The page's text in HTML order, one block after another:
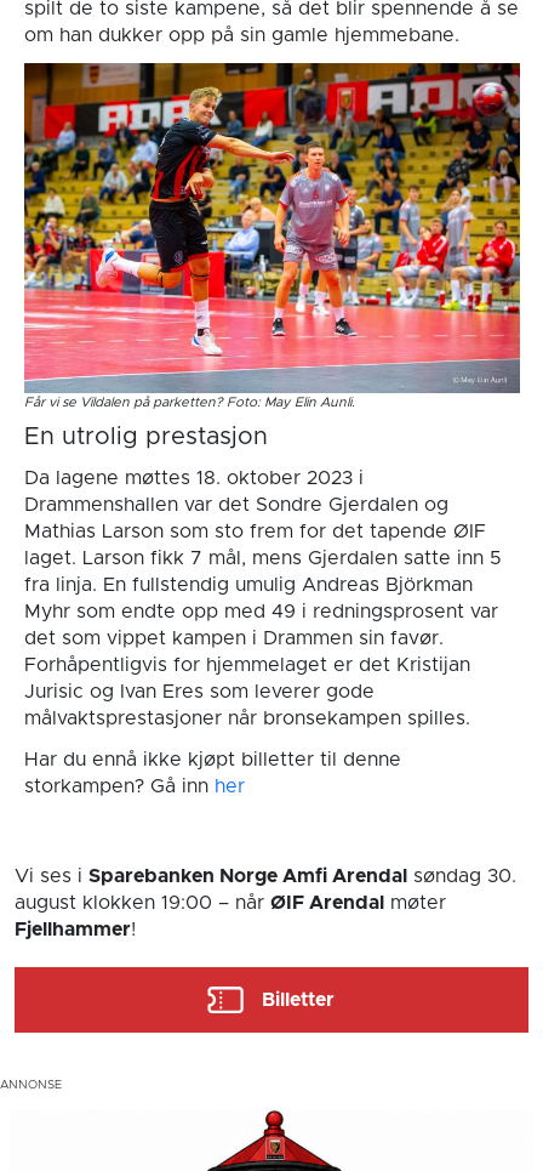
spilt de to siste kampene, så det blir spennende å se
om han dukker opp på sin gamle hjemmebane.
Får vi se Vildalen på parketten? Foto: May Elin Aunli.
En utrolig prestasjon
Da lagene møttes 18. oktober 2023 i
Drammenshallen var det Sondre Gjerdalen og
Mathias Larson som sto frem for det tapende ØIF
laget. Larson fikk 7 mål, mens Gjerdalen satte inn 5
fra linja. En fullstendig umulig Andreas Björkman
Myhr som endte opp med 49 i redningsprosent var
det som vippet kampen i Drammen sin favør.
Forhåpentligvis for hjemmelaget er det Kristijan
Jurisic og Ivan Eres som leverer gode
målvaktsprestasjoner når bronsekampen spilles.
Har du ennå ikke kjøpt billetter til denne
storkampen? Gå inn her
Vi ses i Sparebanken Norge Amfi Arendal
søndag 30.
august klokken 19:00 – når ØIF Arendal
møter
Fjellhammer!
Billetter